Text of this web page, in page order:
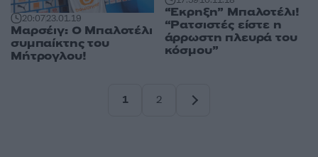
20:0723.01.19
Μαρσέιγ: Ο Μπαλοτέλι
συμπαίκτης του
Μήτρογλου!
“Έκρηξη” Μπαλοτέλι!
“Ρατσιστές είστε η
άρρωστη πλευρά του
κόσμου”
1
2